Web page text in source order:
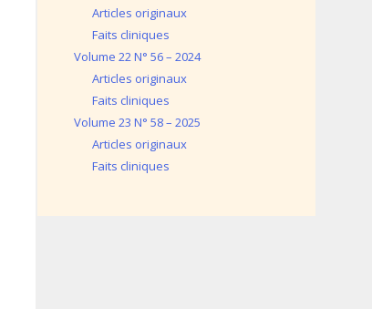
Articles originaux
Faits cliniques
Volume 22 N° 56 – 2024
Articles originaux
Faits cliniques
Volume 23 N° 58 – 2025
Articles originaux
Faits cliniques